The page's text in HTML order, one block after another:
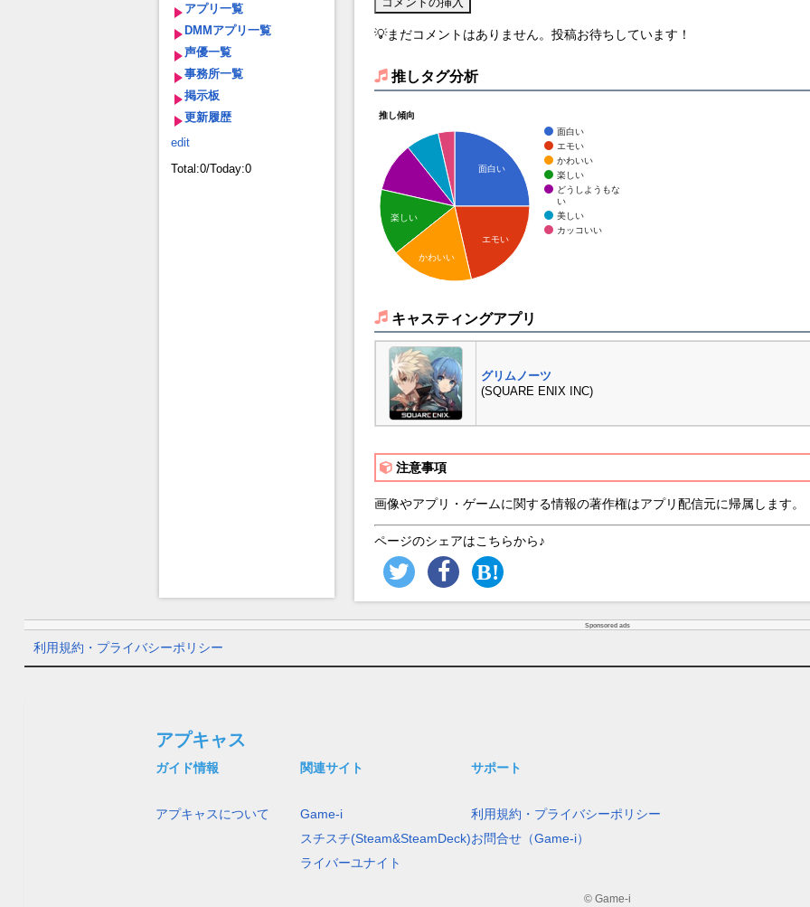
アプリ一覧
DMMアプリ一覧
声優一覧
事務所一覧
掲示板
更新履歴
edit
Total:0/Today:0
💡まだコメントはありません。投稿お待ちしています！
推しタグ分析
推し傾向
面白い
エモい
かわいい
楽しい
どうしようもな
い
美しい
カッコいい
面白い
エモい
楽しい
かわいい
キャスティングアプリ
グリムノーツ
(SQUARE ENIX INC)
注意事項
画像やアプリ・ゲームに関する情報の著作権はアプリ配信元に帰属します。
ページのシェアはこちらから♪
Sponsored ads
利用規約・プライバシーポリシー
アプキャス
ガイド情報
アプキャスについて
関連サイト
Game-i
スチスチ(Steam&SteamDeck)
ライバーユナイト
サポート
利用規約・プライバシーポリシー
お問合せ（Game-i）
© Game-i